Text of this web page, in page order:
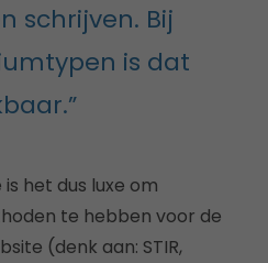
schrijven. Bij
is dat
het dus luxe om
te hebben voor de
(denk aan: STIR,